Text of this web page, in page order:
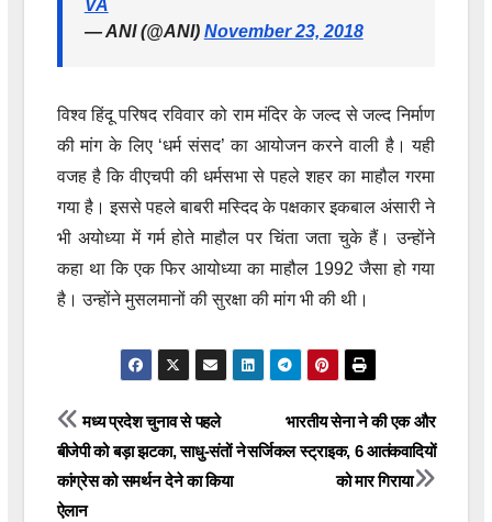
VA
— ANI (@ANI) November 23, 2018
विश्व हिंदू परिषद रविवार को राम मंदिर के जल्द से जल्द निर्माण
की मांग के लिए ‘धर्म संसद’ का आयोजन करने वाली है। यही
वजह है कि वीएचपी की धर्मसभा से पहले शहर का माहौल गरमा
गया है। इससे पहले बाबरी मस्दिद के पक्षकार इकबाल अंसारी ने
भी अयोध्या में गर्म होते माहौल पर चिंता जता चुके हैं। उन्होंने
कहा था कि एक फिर आयोध्या का माहौल 1992 जैसा हो गया
है। उन्होंने मुसलमानों की सुरक्षा की मांग भी की थी।
Post
navigation
भारतीय सेना ने की एक और
सर्जिकल स्ट्राइक, 6 आतंकवादियों
को मार गिराया
मध्य प्रदेश चुनाव से पहले
बीजेपी को बड़ा झटका, साधु-संतों ने
कांग्रेस को समर्थन देने का किया
ऐलान